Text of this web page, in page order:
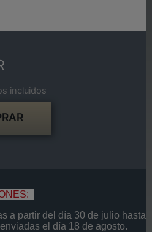
incluidos
a partir del día 30 de julio hasta
el día 18 de agosto.